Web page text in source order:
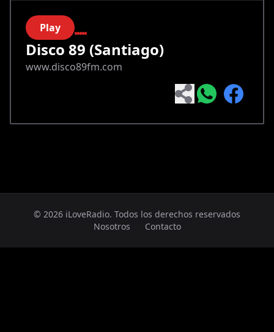
Play
Disco 89 (Santiago)
www.disco89fm.com
© 2026 iLoveRadio. Todos los derechos reservados
Nosotros
Contacto